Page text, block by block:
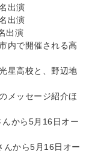
出演
出演
出演
内で開催される高
星高校と、野辺地
メッセージ紹介ほ
から5月16日オー
から5月16日オー